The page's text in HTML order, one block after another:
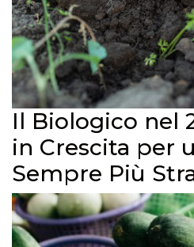
Il Biologico nel
in Crescita per
Sempre Più